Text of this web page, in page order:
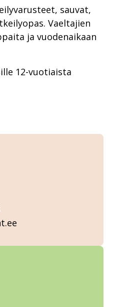
sauvat,
Vaeltajien
ja vuodenaikaan
12-vuotiaista